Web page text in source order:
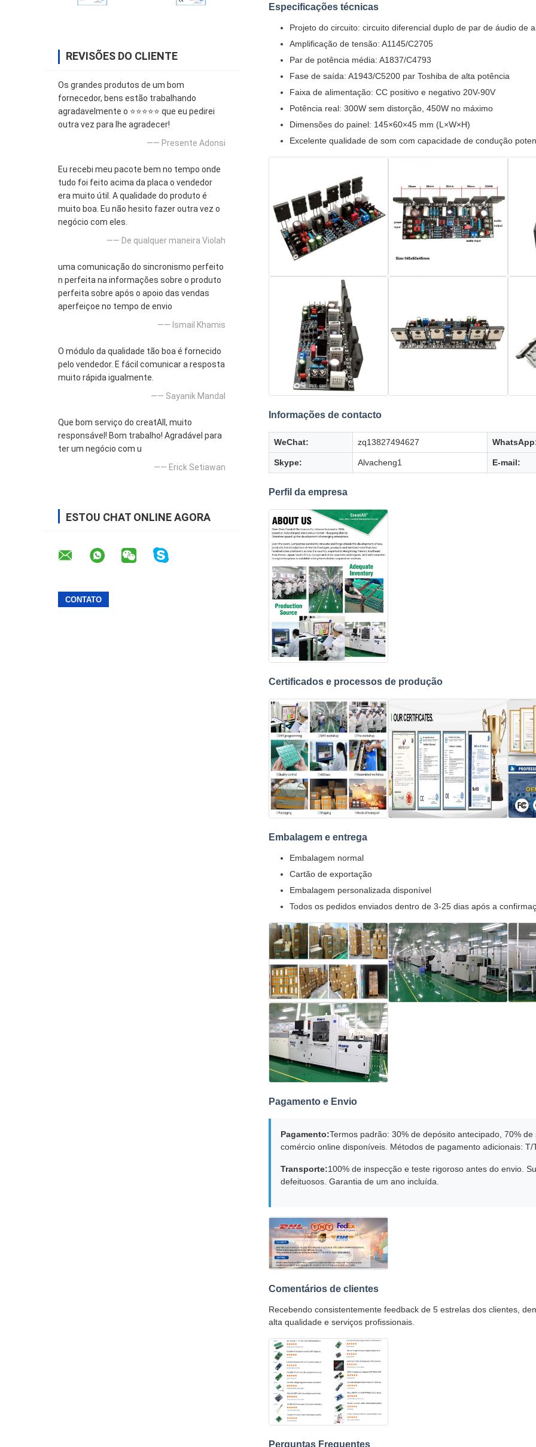
REVISÕES DO CLIENTE
Os grandes produtos de um bom
fornecedor, bens estão trabalhando
agradavelmente o ⭐⭐⭐⭐⭐ que eu pedirei
outra vez para lhe agradecer!
—— Presente Adonsi
Eu recebi meu pacote bem no tempo onde
tudo foi feito acima da placa o vendedor
era muito útil. A qualidade do produto é
muito boa. Eu não hesito fazer outra vez o
negócio com eles.
—— De qualquer maneira Violah
uma comunicação do sincronismo perfeito
n perfeita na informações sobre o produto
perfeita sobre após o apoio das vendas
aperfeiçoe no tempo de envio
—— Ismail Khamis
O módulo da qualidade tão boa é fornecido
pelo vendedor. E fácil comunicar a resposta
muito rápida igualmente.
—— Sayanik Mandal
Que bom serviço do creatAll, muito
responsável! Bom trabalho! Agradável para
ter um negócio com u
—— Erick Setiawan
ESTOU CHAT ONLINE AGORA
Especificações técnicas
Projeto do circuito: circuito diferencial duplo de par de áudio de
Amplificação de tensão: A1145/C2705
Par de potência média: A1837/C4793
Fase de saída: A1943/C5200 par Toshiba de alta potência
Faixa de alimentação: CC positivo e negativo 20V-90V
Potência real: 300W sem distorção, 450W no máximo
Dimensões do painel: 145×60×45 mm (L×W×H)
Excelente qualidade de som com capacidade de condução
Informações de contacto
WeChat: zq13827494627
Skype: Alvacheng1 E-mail:
Perfil da empresa
Certificados e processos de produção
Embalagem e entrega
Embalagem normal
Cartão de exportação
Embalagem personalizada disponível
Todos os pedidos enviados dentro de 3-25 dias após a
Pagamento e Envio
Pagamento:Termos padrão: 30% de depósito antecipado, 70%
comércio online disponíveis. Métodos de pagamento adicionais: T/
Transporte:100% de inspecção e teste rigoroso antes do envio.
defeituosos. Garantia de um ano incluída.
Comentários de clientes
Recebendo consistentemente feedback de 5 estrelas dos clientes,
alta qualidade e serviços profissionais.
Perguntas Frequentes